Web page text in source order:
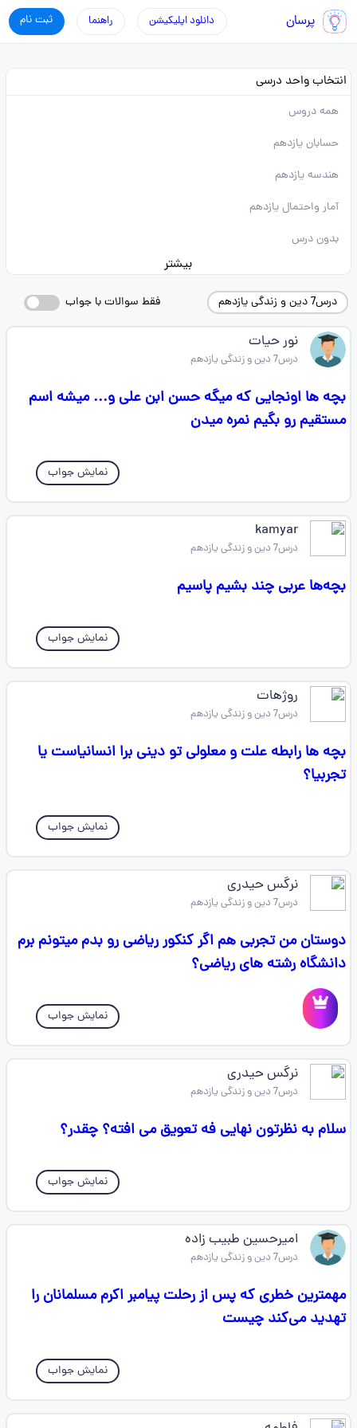
پرسان ثبت نام راهنما دانلود اپلیکیشن
انتخاب واحد درسی
همه دروس
حسابان یازدهم
هندسه یازدهم
آمار واحتمال یازدهم
بدون درس
بیشتر
درس7 دین و زندگی یازدهم فقط سوالات با جواب
نور حیات
درس7 دین و زندگی یازدهم
بچه ها اونجایی که میگه حسن ابن علی و... میشه اسم
مستقیم رو بگیم نمره میدن
نمایش جواب
kamyar
درس7 دین و زندگی یازدهم
بچه‌ها عربی چند بشیم پاسیم
نمایش جواب
روژهات
درس7 دین و زندگی یازدهم
بچه ها رابطه علت و معلولی تو دینی برا انسانیاست یا
تجربیا؟
نمایش جواب
نرگس حیدری
درس7 دین و زندگی یازدهم
دوستان من تجربی هم اگر کنکور ریاضی رو بدم میتونم برم
دانشگاه رشته های ریاضی؟
نمایش جواب
نرگس حیدری
درس7 دین و زندگی یازدهم
سلام به نظرتون نهایی فه تعویق می افته؟ چقدر؟
نمایش جواب
امیرحسین طبیب زاده
درس7 دین و زندگی یازدهم
مهمترین خطری که پس از رحلت پیامبر اکرم مسلمانان را
تهدید می‌کند چیست
نمایش جواب